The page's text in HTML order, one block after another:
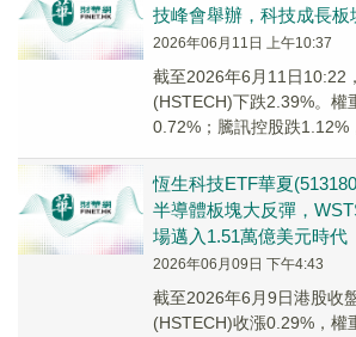
技峰會舉辦，科技成長板
2026年06月11日 上午10:37
截至2026年6月11日10:22
(HSTECH)下跌2.39%。權
0.72%；騰訊控股跌1.12%
恆生科技ETF華夏
半導體板塊大反彈，
場邁入1.51萬億美元時代
2026年06月09日 下午4:43
截至2026年6月9日港股收
(HSTECH)收漲0.29%，權